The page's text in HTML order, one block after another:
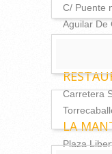
C/ Puente
Aguilar De
Carretera
LA
Plaza